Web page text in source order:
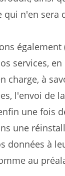
qui n'en sera
services,
charge, à
l'envoi de
une fois
une
données à
au